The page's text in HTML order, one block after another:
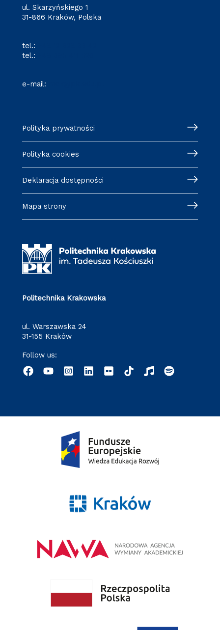
ul. Skarzyńskiego 1
31-866 Kraków, Polska
tel.:
tel.:
e-mail:
Polityka prywatności
Polityka cookies
Deklaracja dostępności
Mapa strony
Politechnika Krakowska
ul. Warszawska 24
31-155 Kraków
Follow us: